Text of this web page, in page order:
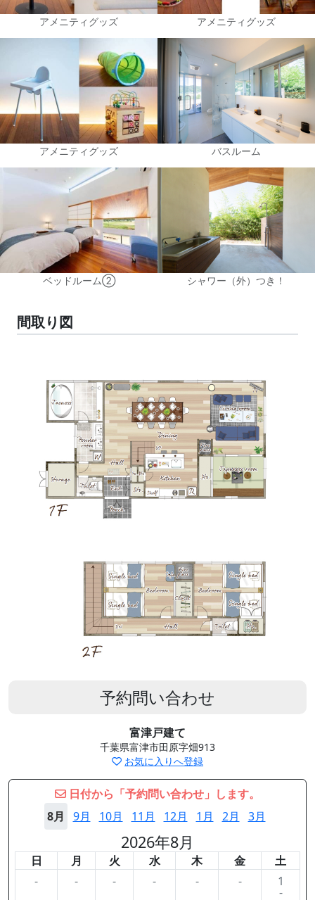
アメニティグッズ アメニティグッズ
アメニティグッズ バスルーム
ベッドルーム② シャワー（外）つき！
間取り図
予約問い合わせ
富津戸建て
千葉県富津市田原字畑913
お気に入りへ登録
日付から「予約問い合わせ」します。
8月
9月 10月 11月 12月 1月 2月 3月
2026年8月
日 月 火 水 木 金
土
-
- - - - - 1
-